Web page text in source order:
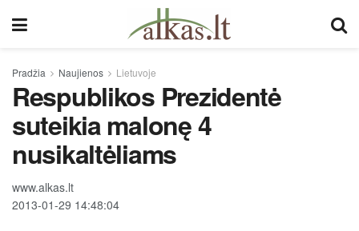
Pradžia Naujienos Lietuvoje
Respublikos Prezidentė
suteikia malonę 4
nusikaltėliams
www.alkas.lt
2013-01-29 14:48:04